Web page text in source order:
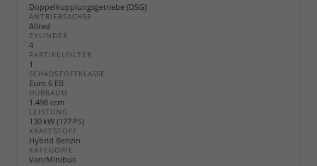
Doppelkupplungsgetriebe (DSG)
ANTRIEBSACHSE
Allrad
ZYLINDER
4
PARTIKELFILTER
1
SCHADSTOFFKLASSE
Euro 6 EB
HUBRAUM
1.498 ccm
LEISTUNG
130 kW (177 PS)
KRAFTSTOFF
Hybrid Benzin
KATEGORIE
Van/Minibus